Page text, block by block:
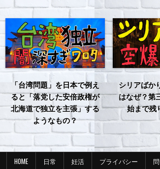
「台湾問題」を日本で例え
ると「落党した安倍政権が
北海道で独立を主張」する
ようなもの？
シリアばか
はなぜ？第
始まで残
HOME 日常 妊活 プライバシー